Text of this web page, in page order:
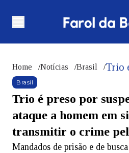
Home /Notícias /Brasil /
Brasil
Trio é preso por
ataque a homem em
transmitir o crime
Mandados de prisão e de